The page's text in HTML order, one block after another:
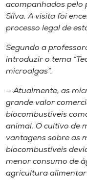
acompanhados pelo
Silva. A visita foi
processo legal de
Segundo a
introduzir o tema
microalgas”.
— Atualmente, as
grande valor
biocombustíveis
animal. O cultivo de
vantagens sobre as
biocombustíveis
menor consumo de
agricultura alimentar